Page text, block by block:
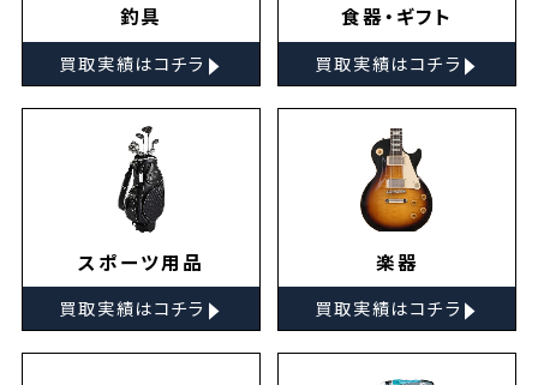
釣具
買取実績はコチラ ▸
食器・ギフト
買取実績はコチラ ▸
スポーツ用品
買取実績はコチラ ▸
楽器
買取実績はコチラ ▸